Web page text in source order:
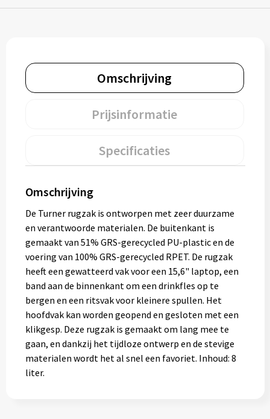
Glazen
Klassieke paraplu's
Opvouwbare paraplu's
Divers
Technologie
Omschrijving
Prijsinformatie
Specificaties
Omschrijving
De Turner rugzak is ontworpen met zeer duurzame
en verantwoorde materialen. De buitenkant is
gemaakt van 51% GRS-gerecycled PU-plastic en de
voering van 100% GRS-gerecycled RPET. De rugzak
heeft een gewatteerd vak voor een 15,6" laptop, een
band aan de binnenkant om een drinkfles op te
bergen en een ritsvak voor kleinere spullen. Het
hoofdvak kan worden geopend en gesloten met een
klikgesp. Deze rugzak is gemaakt om lang mee te
gaan, en dankzij het tijdloze ontwerp en de stevige
materialen wordt het al snel een favoriet. Inhoud: 8
liter.